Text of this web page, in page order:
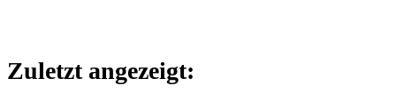
Zuletzt angezeigt: